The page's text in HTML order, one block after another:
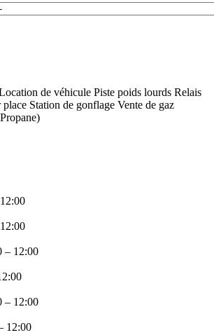
de véhicule Piste poids lourds Relais
place Station de gonflage Vente de gaz
– 12:00
– 12:00
12:00